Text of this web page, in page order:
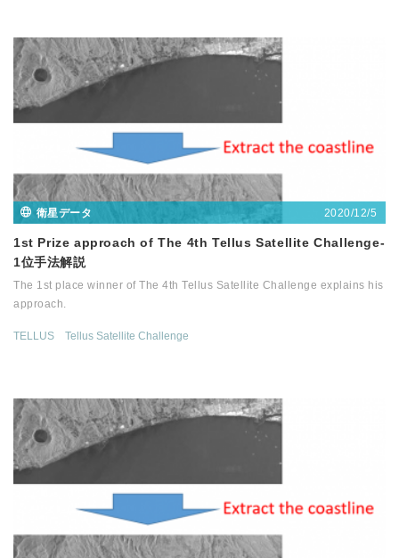
衛星データ 2020/12/5
1st Prize approach of The 4th Tellus Satellite Challenge-
1位手法解説
The 1st place winner of The 4th Tellus Satellite Challenge explains his
approach.
TELLUS Tellus Satellite Challenge